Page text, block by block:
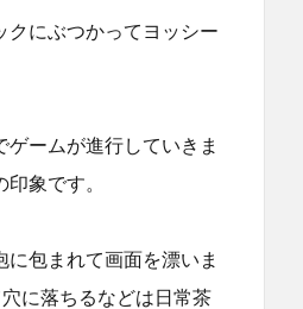
クにぶつかってヨッシー
ームが進行していきま
象です。
包まれて画面を漂いま
に落ちるなどは日常茶